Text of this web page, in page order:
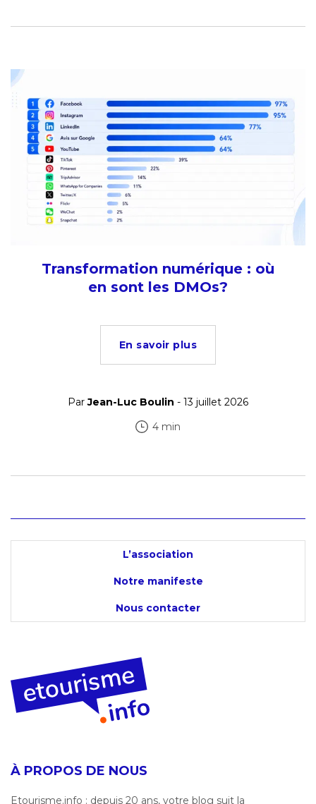
Transformation numérique : où
en sont les DMOs?
En savoir plus
ParJean-Luc Boulin - 13 juillet 2026
4 min
L’association
Notre manifeste
Nous contacter
À PROPOS DE NOUS
Etourisme.info : depuis 20 ans, votre blog suit la